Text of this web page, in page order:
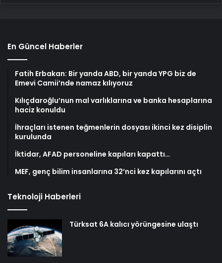
En Güncel Haberler
Fatih Erbakan: Bir yanda ABD, bir yanda YPG biz de
Emevi Camii’nde namaz kılıyoruz
Kılıçdaroğlu’nun mal varlıklarına ve banka hesaplarına
haciz konuldu
İhraçları istenen teğmenlerin dosyası ikinci kez disiplin
kurulunda
İktidar, AFAD personeline kapıları kapattı…
MEF, genç bilim insanlarına 32’nci kez kapılarını açtı
Teknoloji Haberleri
Türksat 6A kalıcı yörüngesine ulaştı